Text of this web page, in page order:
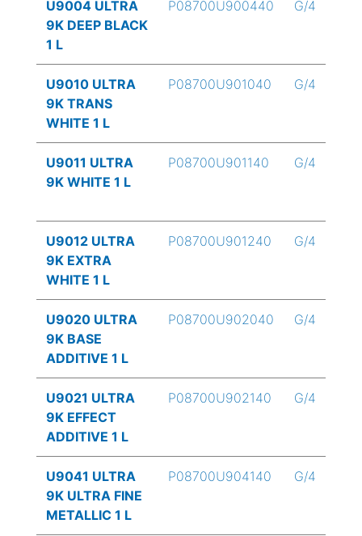
U9004 ULTRA
9K DEEP BLACK
1 L
P08700U900440 G/4
U9010 ULTRA
9K TRANS
WHITE 1 L
P08700U901040 G/4
U9011 ULTRA
9K WHITE 1 L
P08700U901140 G/4
U9012 ULTRA
9K EXTRA
WHITE 1 L
P08700U901240 G/4
U9020 ULTRA
9K BASE
ADDITIVE 1 L
P08700U902040 G/4
U9021 ULTRA
9K EFFECT
ADDITIVE 1 L
P08700U902140 G/4
U9041 ULTRA
9K ULTRA FINE
METALLIC 1 L
P08700U904140 G/4